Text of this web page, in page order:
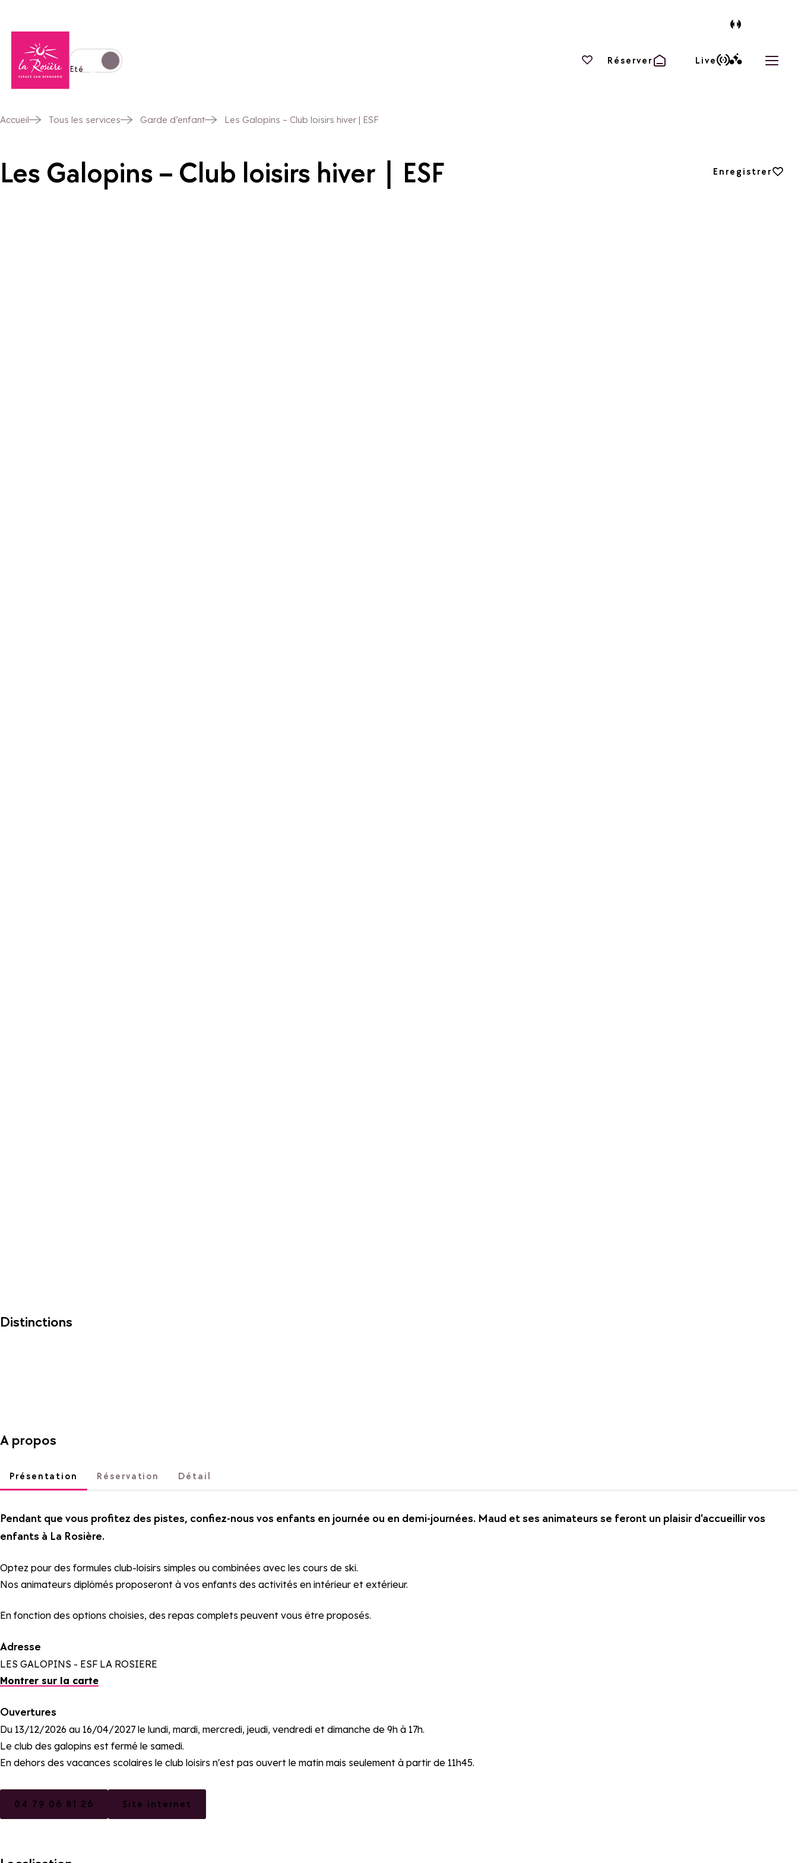
Basculer l'affichage en mode hiver
Eté
Vos favoris
Réserver Live
Accueil Tous les services Garde d’enfant Les Galopins – Club loisirs hiver | ESF
Les Galopins – Club loisirs hiver | ESF Enregistrer
Ajouter aux
Distinctions
A propos
Présentation Réservation Détail
Pendant que vous profitez des pistes, confiez-nous vos enfants en journée ou en demi-journées. Maud et ses animateurs se feront un plaisir d'accueillir vos
enfants à La Rosière.
Optez pour des formules club-loisirs simples ou combinées avec les cours de ski.
Nos animateurs diplômés proposeront à vos enfants des activités en intérieur et extérieur.
En fonction des options choisies, des repas complets peuvent vous être proposés.
Adresse
LES GALOPINS - ESF LA ROSIERE
Montrer sur la carte
Ouvertures
Du 13/12/2026 au 16/04/2027 le lundi, mardi, mercredi, jeudi, vendredi et dimanche de 9h à 17h.
Le club des galopins est fermé le samedi.
En dehors des vacances scolaires le club loisirs n'est pas ouvert le matin mais seulement à partir de 11h45.
04 79 06 81 26 Site internet